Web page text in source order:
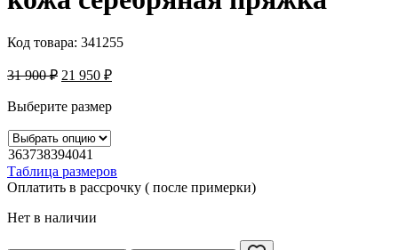
Код товара: 341255
31 900₽ 21 950 ₽
Выберите размер
363738394041
Таблица размеров
Оплатить в рассрочку ( после примерки)
Нет в наличии